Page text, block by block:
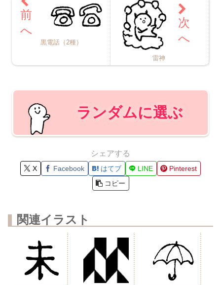
黒電話（2種）
雷神
ランダムに選ぶ
シェアする
X Facebook はてブ LINE
Pinterest
コピー
関連イラスト